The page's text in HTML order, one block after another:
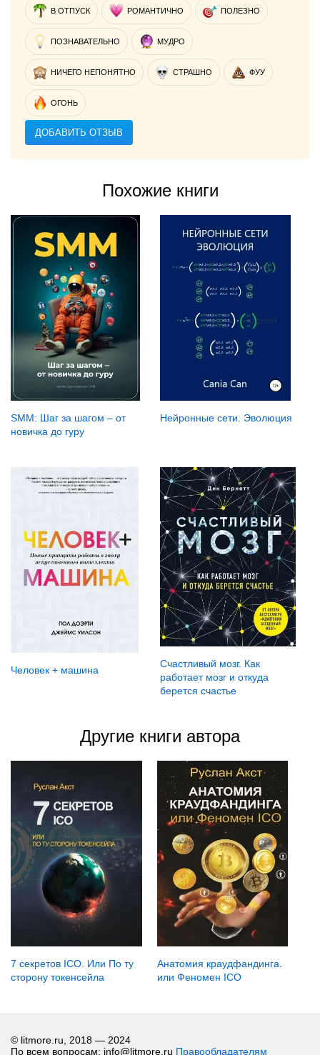
В ОТПУСК РОМАНТИЧНО ПОЛЕЗНО
ПОЗНАВАТЕЛЬНО МУДРО
НИЧЕГО НЕПОНЯТНО СТРАШНО ФУУ
ОГОНЬ
ДОБАВИТЬ ОТЗЫВ
Похожие книги
SMM: Шаг за шагом – от
новичка до гуру
Нейронные сети. Эволюция
Человек + машина
Счастливый мозг. Как
работает мозг и откуда
берется счастье
Другие книги автора
7 секретов ICO. Или По ту
сторону токенсейла
Анатомия краудфандинга.
или Феномен ICO
© litmore.ru, 2018 — 2024
По всем вопросам: info@litmore.ru Правообладателям